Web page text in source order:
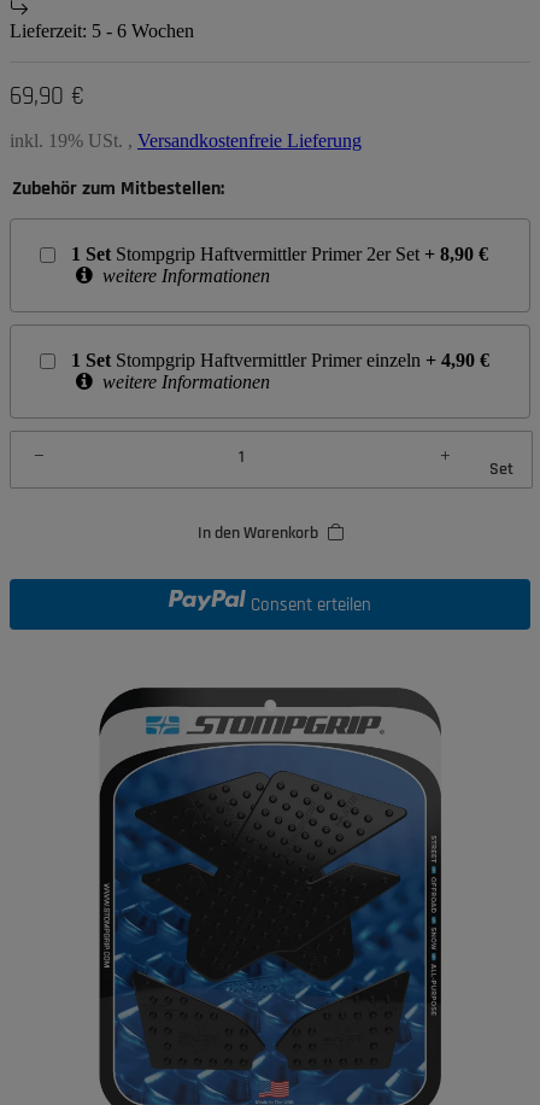
Lieferzeit: 5 - 6 Wochen
69,90 €
inkl. 19% USt. , Versandkostenfreie Lieferung
Zubehör zum Mitbestellen:
1 Set Stompgrip Haftvermittler Primer 2er Set + 8,90 €
weitere Informationen
1 Set Stompgrip Haftvermittler Primer einzeln + 4,90 €
weitere Informationen
Set
In den Warenkorb
Consent erteilen